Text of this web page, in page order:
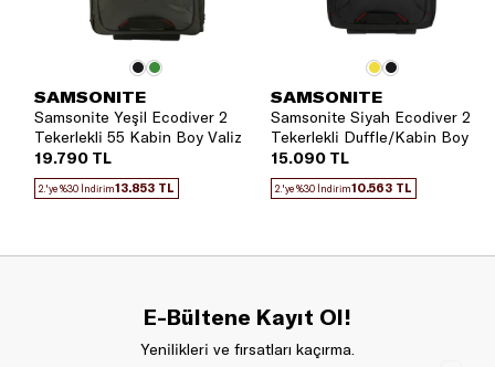
SAMSONITE
Samsonite Yeşil Ecodiver 2
Tekerlekli 55 Kabin Boy Valiz
19.790 TL
2.'ye %30 İndirim13.853 TL
SAMSONITE
Samsonite Siyah Ecodiver 2
Tekerlekli Duffle/Kabin Boy
Valiz
15.090 TL
2.'ye %30 İndirim10.563 TL
E-Bültene Kayıt Ol!
Yenilikleri ve fırsatları kaçırma.